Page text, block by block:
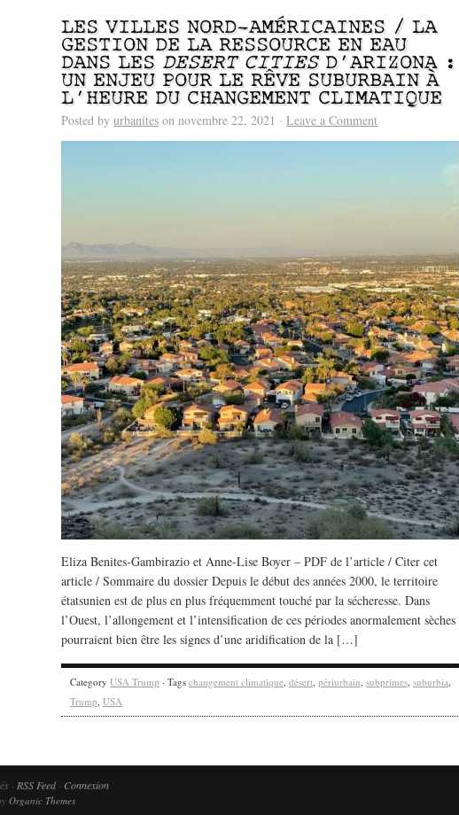
LES VILLES NORD-AMÉRICAINES / LA
GESTION DE LA RESSOURCE EN EAU
DANS LES DESERT CITIESD’ARIZONA :
UN ENJEU POUR LE RÊVE SUBURBAIN À
L’HEURE DU CHANGEMENT CLIMATIQUE
Posted by urbanites on novembre 22, 2021 · Leave a Comment
Eliza Benites-Gambirazio et Anne-Lise Boyer – PDF de l’article / Citer cet
article / Sommaire du dossier Depuis le début des années 2000, le territoire
étatsunien est de plus en plus fréquemment touché par la sécheresse. Dans
l’Ouest, l’allongement et l’intensification de ces périodes anormalement sèches
pourraient bien être les signes d’une aridification de la […]
Category USA Trump · Tags changement climatique, désert, périurbain, subprimes, suburbia,
Trump, USA
· RSS Feed· Connexion
Organic Themes